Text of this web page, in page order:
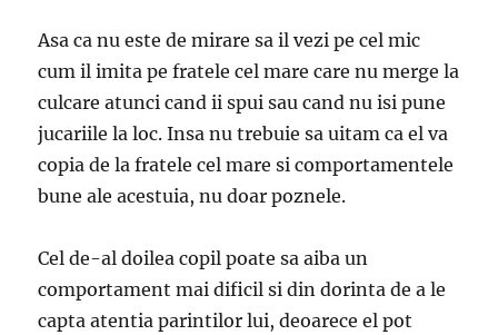
Asa ca nu este de mirare sa il vezi pe cel mic
cum il imita pe fratele cel mare care nu merge la
culcare atunci cand ii spui sau cand nu isi pune
jucariile la loc. Insa nu trebuie sa uitam ca el va
copia de la fratele cel mare si comportamentele
bune ale acestuia, nu doar poznele.
Cel de-al doilea copil poate sa aiba un
comportament mai dificil si din dorinta de a le
capta atentia parintilor lui, deoarece el pot